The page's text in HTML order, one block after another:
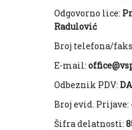
Odgovorno lice:
Radulović
Broj telefona/
E-mail:
Odbeznik PDV: DA
Broj evid. Prijave:
Šifra delatnosti: